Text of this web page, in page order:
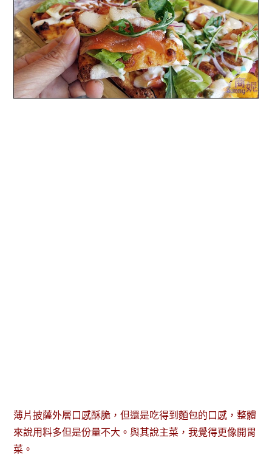
薄片披薩外層口感酥脆，但還是吃得到麵包的口感，整體
來說用料多但是份量不大。與其說主菜，我覺得更像開胃
菜。